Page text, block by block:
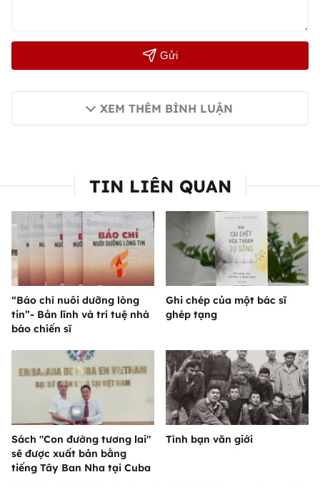
Gửi
XEM THÊM BÌNH LUẬN
TIN LIÊN QUAN
“Báo chí nuôi dưỡng lòng
tin”- Bản lĩnh và trí tuệ nhà
báo chiến sĩ
Ghi chép của một bác sĩ
ghép tạng
Sách "Con đường tương lai"
sẽ được xuất bản bằng
tiếng Tây Ban Nha tại Cuba
Tình bạn văn giới